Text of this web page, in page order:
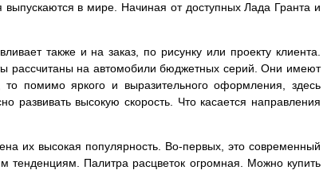
выпускаются в мире. Начиная от доступных Лада Гранта и
также и на заказ, по рисунку или проекту клиента.
рассчитаны на автомобили бюджетных серий. Они имеют
помимо яркого и выразительного оформления, здесь
высокую скорость. Что касается направления
их высокая популярность. Во-первых, это современный
тенденциям. Палитра расцветок огромная. Можно купить